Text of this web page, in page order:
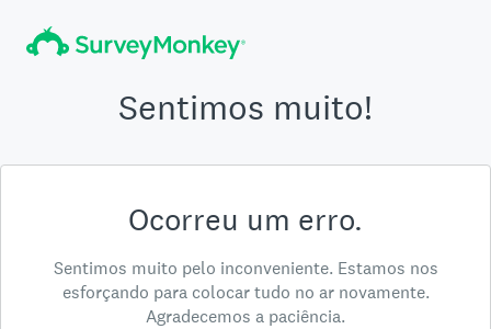
Sentimos muito!
Ocorreu um erro.
Sentimos muito pelo inconveniente. Estamos nos
esforçando para colocar tudo no ar novamente.
Agradecemos a paciência.